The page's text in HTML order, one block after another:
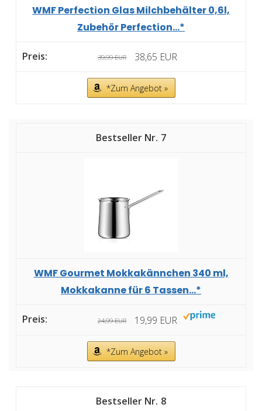
WMF Perfection Glas Milchbehälter 0,6l,
Zubehör Perfection...*
39,99 EUR 38,65 EUR
*Zum Angebot »
7
WMF Gourmet Mokkakännchen 340 ml,
Mokkakanne für 6 Tassen...*
24,99 EUR 19,99 EUR
*Zum Angebot »
8